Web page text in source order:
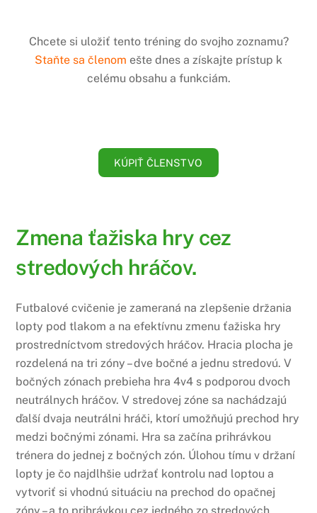
Chcete si uložiť tento tréning do svojho zoznamu?
Staňte sa členom ešte dnes a získajte prístup k
celému obsahu a funkciám.
KÚPIŤ ČLENSTVO
Zmena ťažiska hry cez
stredových hráčov.
Futbalové cvičenie je zameraná na zlepšenie držania
lopty pod tlakom a na efektívnu zmenu ťažiska hry
prostredníctvom stredových hráčov. Hracia plocha je
rozdelená na tri zóny – dve bočné a jednu stredovú. V
bočných zónach prebieha hra 4v4 s podporou dvoch
neutrálnych hráčov. V stredovej zóne sa nachádzajú
ďalší dvaja neutrálni hráči, ktorí umožňujú prechod hry
medzi bočnými zónami. Hra sa začína prihrávkou
trénera do jednej z bočných zón. Úlohou tímu v držaní
lopty je čo najdlhšie udržať kontrolu nad loptou a
vytvoriť si vhodnú situáciu na prechod do opačnej
zóny – a to prihrávkou cez jedného zo stredových